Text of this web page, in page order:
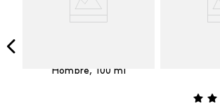
Hombre, 100 ml